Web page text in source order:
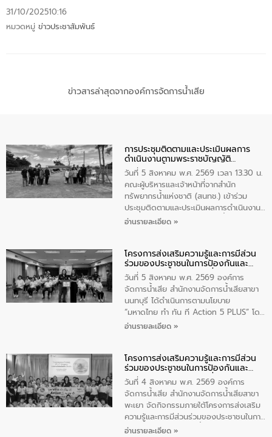
31/10/202510:16
หมวดหมู่ ข่าวประชาสัมพันธ์
ข่าวสารล่าสุดจากองค์การจัดการน้ำเสีย
การประชุมติดตามและประเมินผลการ
ดำเนินงานตามพระราชบัญญัติ
ทรัพยากรน้ำ พ.ศ. 2561 ประจำ
ปีงบประมาณ พ.ศ. 2569
วันที่ 5 สิงหาคม พ.ศ. 2569 เวลา 13.30 น.
คณะผู้บริหารและเจ้าหน้าที่จากสำนัก
ทรัพยากรน้ำแห่งชาติ (สนทช.) เข้าร่วม
ประชุมติดตามและประเมินผลการดำเนินงาน
ตามพระราชบัญญัติทรัพยากรน้ำ พ.ศ. 2561
วัดสิงห์ จังหวัดชัยนาท โดยมีนายแสงชัย
สุขชื่น นายกเทศมนตรีตำบลวัดสิงห์ คณะผู้
บริหารเทศบาลตำบลวัดสิงห์ ผู้นำชุมชน และ
ประชาชนในพื้นที่เทศบาลตำบลวัดสิงก์ที่มี
ส่วนได้ส่วนเสียในโครงก่อสร้างศูนย์บริหาร
จัดการคุณภาพน้ำเทศบาลตำบลวัดสิงห์
จังหวัดชัยนาท ให้การต้อนรับ
อ่านรายละเอียด »
โครงการส่งเสริมความรู้และการมีส่วน
ร่วมของประชาชนในการป้องกันและ
แก้ไขปัญหาน้ำเสียอย่างยั่งยืน
วันที่ 5 สิงหาคม พ.ศ. 2569 องค์การ
จัดการน้ำเสีย สำนักงานจัดการน้ำเสียสาขา
นนทบุรี ได้ดำเนินการตามนโยบาย
“มหาดไทย ทำ ทัน ที Action 5 PLUS” โดย
จัดโครงการส่งเสริมความรู้และการมีส่วน
“ชุมชนร่วมใจ น้ำใสยั่งยืน” ได้บรรยายให้
ความรู้เกี่ยวกับการจัดการน้ำเสียและการใช้
ถังดักไขมันให้แก่นักเรียนโรงเรียนวัดบ่อ
(นันทวิทยา) เทศบาลนครปากเกร็ด อำเภอ
ปากเกร็ด จังหวัดนนทบุรี จำนวน 30 คน
อ่านรายละเอียด »
โครงการส่งเสริมความรู้และการมีส่วน
ร่วมของประชาชนในการป้องกันและ
แก้ไขปัญหาน้ำเสียอย่างยั่งยืน
วันที่ 4 สิงหาคม พ.ศ. 2569 องค์การ
จัดการน้ำเสีย สำนักงานจัดการน้ำเสียสาขา
พะเยา จัดกิจกรรมภายใต้โครงการส่งเสริม
ความรู้และการมีส่วนร่วมของประชาชนในการ
ป้องกันและแก้ไขปัญหาน้ำเสียอย่างยั่งยืน
อ่านรายละเอียด »